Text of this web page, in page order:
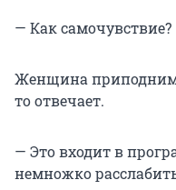
— Как самочувствие?
Женщина
то отвечает.
— Это входит в
немножко